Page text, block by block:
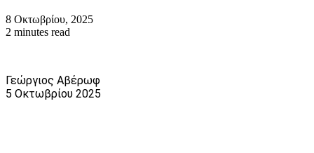
8 Οκτωβρίου, 2025
2 minutes read
Γεώργιος Αβέρωφ
5 Οκτωβρίου 2025